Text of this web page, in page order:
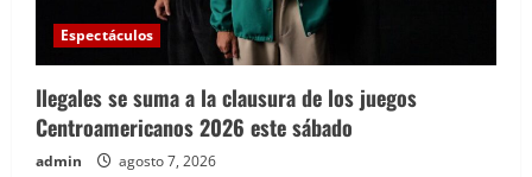
Espectáculos
Ilegales se suma a la clausura de los juegos
Centroamericanos 2026 este sábado
admin agosto 7, 2026